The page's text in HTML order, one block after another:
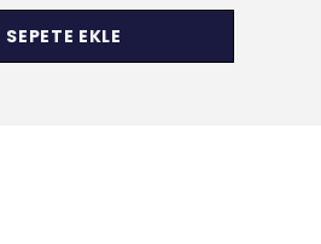
SEPETE EKLE